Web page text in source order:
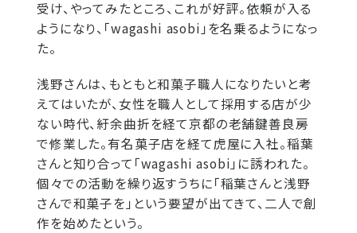
受け、やってみたところ、これが好評。依頼が入る
ようになり、「wagashi asobi」を名乗るようになっ
た。
浅野さんは、もともと和菓子職人になりたいと考
えてはいたが、女性を職人として採用する店が少
ない時代、紆余曲折を経て京都の老舗鍵善良房
で修業した。有名菓子店を経て虎屋に入社。稲葉
さんと知り合って「wagashi asobi」に誘われた。
個々での活動を繰り返すうちに「稲葉さんと浅野
さんで和菓子を」という要望が出てきて、二人で創
作を始めたという。